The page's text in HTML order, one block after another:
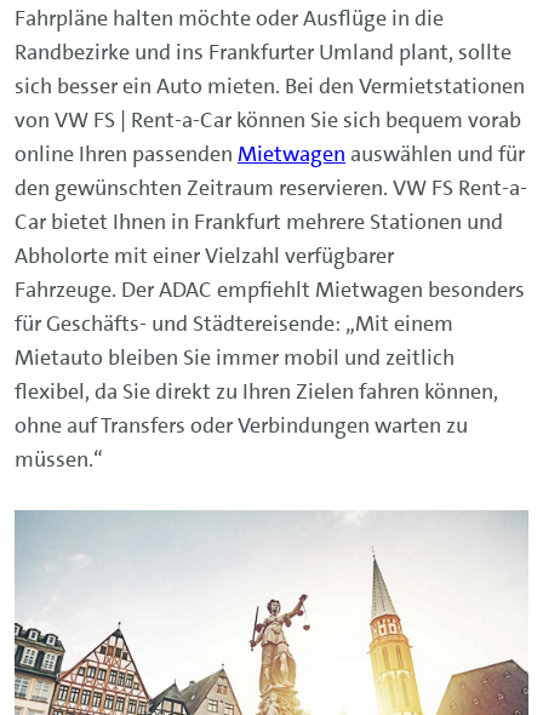
Fahrpläne halten möchte oder Ausflüge in die
Randbezirke und ins Frankfurter Umland plant, sollte
sich besser ein Auto mieten. Bei den Vermietstationen
von VW FS | Rent-a-Car können Sie sich bequem vorab
online Ihren passenden Mietwagen auswählen und für
den gewünschten Zeitraum reservieren. VW FS Rent-a-
Car bietet Ihnen in Frankfurt mehrere Stationen und
Abholorte mit einer Vielzahl verfügbarer
Fahrzeuge. Der ADAC empfiehlt Mietwagen besonders
für Geschäfts- und Städtereisende: „Mit einem
Mietauto bleiben Sie immer mobil und zeitlich
flexibel, da Sie direkt zu Ihren Zielen fahren können,
ohne auf Transfers oder Verbindungen warten zu
müssen.“